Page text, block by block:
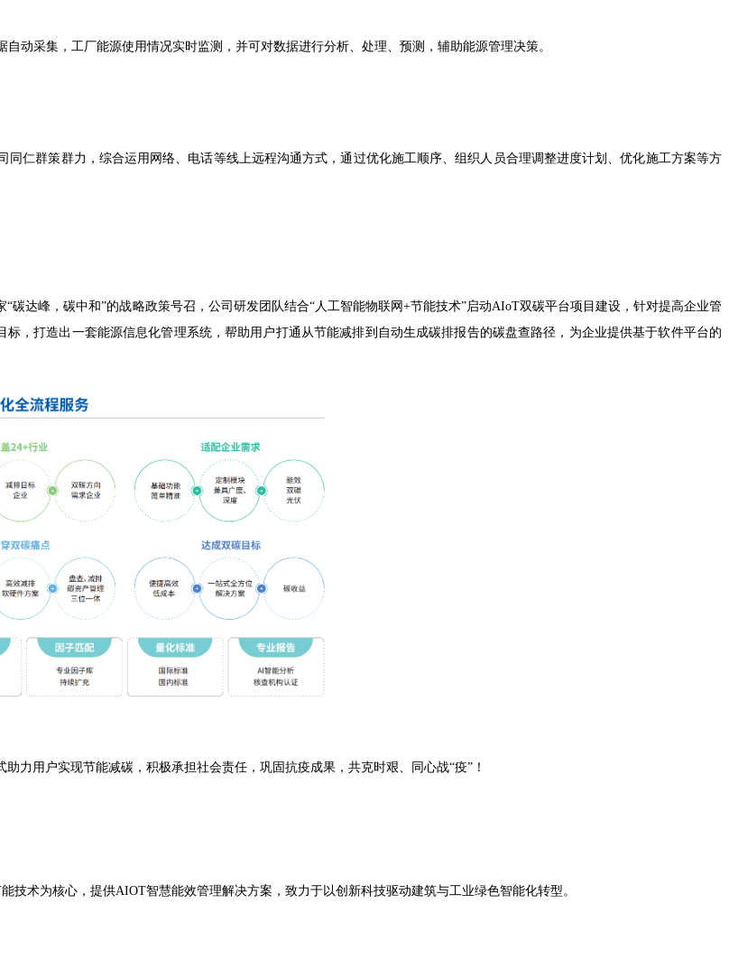
动采集，工厂能源使用情况实时监测，并可对数据进行分析、处理、预测，辅助能源管理决策。
仁群策群力，综合运用网络、电话等线上远程沟通方式，通过优化施工顺序、组织人员合理调整进度计划、优化施工方案等方
达峰，碳中和”的战略政策号召，公司研发团队结合“人工智能物联网+节能技术”启动AIoT双碳平台项目建设，针对提高企业管
，打造出一套能源信息化管理系统，帮助用户打通从节能减排到自动生成碳排报告的碳盘查路径，为企业提供基于软件平台的
力用户实现节能减碳，积极承担社会责任，巩固抗疫成果，共克时艰、同心战“疫”！
术为核心，提供AIOT智慧能效管理解决方案，致力于以创新科技驱动建筑与工业绿色智能化转型。